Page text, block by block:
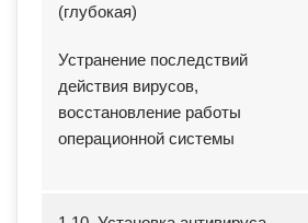
(глубокая)
Устранение последствий
действия вирусов,
восстановление работы
операционной системы